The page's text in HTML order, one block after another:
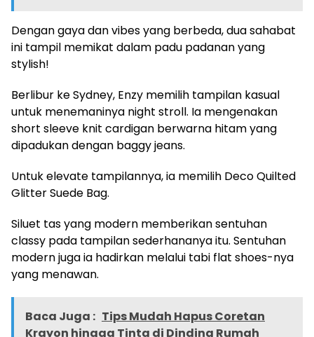
Dengan gaya dan vibes yang berbeda, dua sahabat
ini tampil memikat dalam padu padanan yang
stylish!
Berlibur ke Sydney, Enzy memilih tampilan kasual
untuk menemaninya night stroll. Ia mengenakan
short sleeve knit cardigan berwarna hitam yang
dipadukan dengan baggy jeans.
Untuk elevate tampilannya, ia memilih Deco Quilted
Glitter Suede Bag.
Siluet tas yang modern memberikan sentuhan
classy pada tampilan sederhananya itu. Sentuhan
modern juga ia hadirkan melalui tabi flat shoes-nya
yang menawan.
Baca Juga : Tips Mudah Hapus Coretan
Krayon hingga Tinta di Dinding Rumah